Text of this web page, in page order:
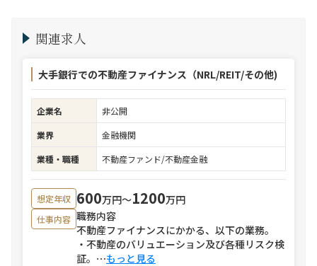
関連求人
大手銀行での不動産ファイナンス（NRL/REIT/その他)
企業名
非公開
業界
金融機関
業種・職種
不動産ファンド/不動産金融
想定年収 600万円〜1200万円
仕事内容 職務内容
不動産ファイナンスにかかる、以下の業務。
・不動産のバリュエーション及び各種リスク検
証。 ⋯もっと見る